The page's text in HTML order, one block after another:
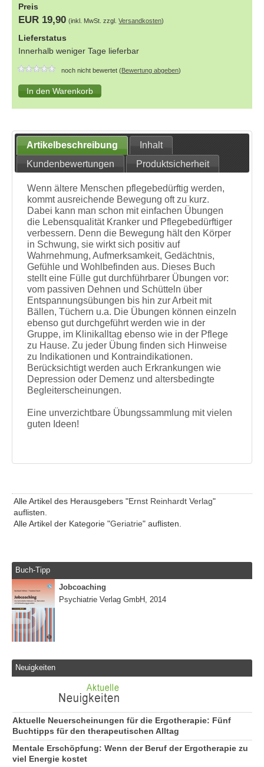
Preis
EUR 19,90 (inkl. MwSt. zzgl.Versandkosten)
Lieferstatus
Innerhalb weniger Tage lieferbar
noch nicht bewertet (Bewertung abgeben)
Artikelbeschreibung
Inhalt
Kundenbewertungen
Produktsicherheit
Wenn ältere Menschen pflegebedürftig werden,
kommt ausreichende Bewegung oft zu kurz.
Dabei kann man schon mit einfachen Übungen
die Lebensqualität Kranker und Pflegebedürftiger
verbessern. Denn die Bewegung hält den Körper
in Schwung, sie wirkt sich positiv auf
Wahrnehmung, Aufmerksamkeit, Gedächtnis,
Gefühle und Wohlbefinden aus. Dieses Buch
stellt eine Fülle gut durchführbarer Übungen vor:
vom passiven Dehnen und Schütteln über
Entspannungsübungen bis hin zur Arbeit mit
Bällen, Tüchern u.a. Die Übungen können einzeln
ebenso gut durchgeführt werden wie in der
Gruppe, im Klinikalltag ebenso wie in der Pflege
zu Hause. Zu jeder Übung finden sich Hinweise
zu Indikationen und Kontraindikationen.
Berücksichtigt werden auch Erkrankungen wie
Depression oder Demenz und altersbedingte
Begleiterscheinungen.
Eine unverzichtbare Übungssammlung mit vielen
guten Ideen!
Alle Artikel des Herausgebers "Ernst Reinhardt Verlag"
auflisten.
Alle Artikel der Kategorie "Geriatrie" auflisten.
Buch-Tipp
Jobcoaching
Psychiatrie Verlag GmbH, 2014
Neuigkeiten
Aktuelle Neuerscheinungen für die Ergotherapie: Fünf
Buchtipps für den therapeutischen Alltag
Mentale Erschöpfung: Wenn der Beruf der Ergotherapie zu
viel Energie kostet